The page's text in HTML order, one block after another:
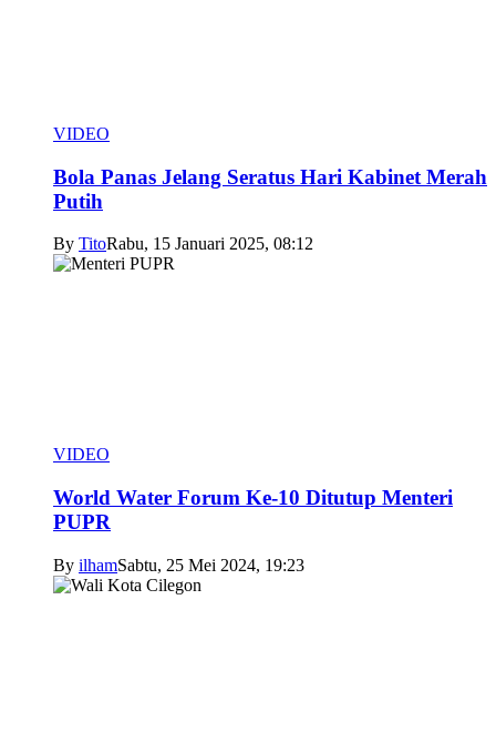
VIDEO
Bola Panas Jelang Seratus Hari Kabinet Merah
Putih
By TitoRabu, 15 Januari 2025, 08:12
VIDEO
World Water Forum Ke-10 Ditutup Menteri
PUPR
By ilhamSabtu, 25 Mei 2024, 19:23